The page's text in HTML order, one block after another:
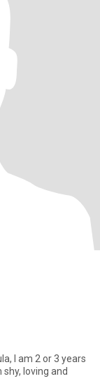
I am 2 or 3 years
shy, loving and